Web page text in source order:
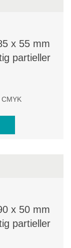
x 55 mm
partieller
x 50 mm
partieller